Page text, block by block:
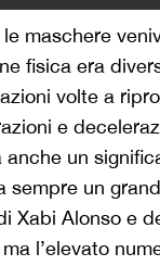
maschere
fisica era
volte a
e
un
sempre un
Xabi Alonso e
l’elevato